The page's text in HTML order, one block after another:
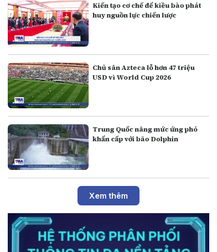
Kiến tạo cơ chế để kiều bào phát
huy nguồn lực chiến lược
Chủ sân Azteca lỗ hơn 47 triệu
USD vì World Cup 2026
Trung Quốc nâng mức ứng phó
khẩn cấp với bão Dolphin
Xem thêm